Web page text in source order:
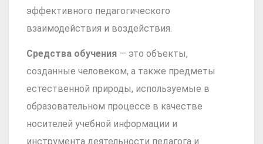
эффективного педагогического
взаимодействия и воздействия.
Средства обучения — это объекты,
созданные человеком, а также предметы
естественной природы, используемые в
образовательном процессе в качестве
носителей учебной информации и
инструмента деятельности педагога и